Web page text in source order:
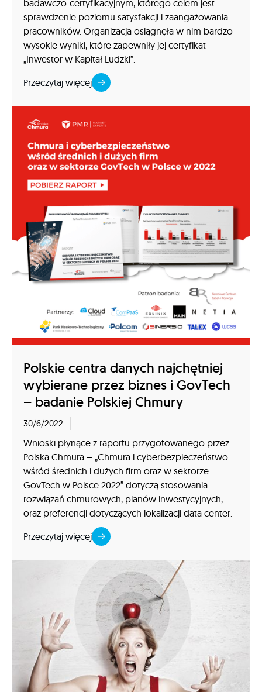
badawczo-certyfikacyjnym, którego celem jest
sprawdzenie poziomu satysfakcji i zaangażowania
pracowników. Organizacja osiągnęła w nim bardzo
wysokie wyniki, które zapewniły jej certyfikat
„Inwestor w Kapitał Ludzki”.
Przeczytaj więcej
Polskie centra danych najchętniej
wybierane przez biznes i GovTech
– badanie Polskiej Chmury
30/6/2022
Wnioski płynące z raportu przygotowanego przez
Polska Chmura – „Chmura i cyberbezpieczeństwo
wśród średnich i dużych firm oraz w sektorze
GovTech w Polsce 2022” dotyczą stosowania
rozwiązań chmurowych, planów inwestycyjnych,
oraz preferencji dotyczących lokalizacji data center.
Przeczytaj więcej